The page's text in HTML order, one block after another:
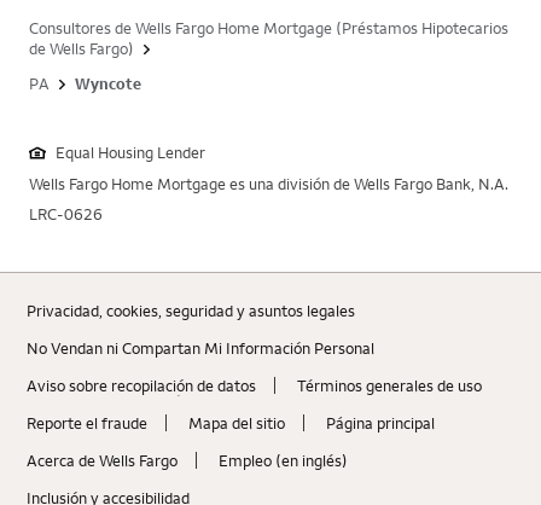
Consultores de Wells Fargo Home Mortgage (Préstamos Hipotecarios
de Wells Fargo)
PA
Wyncote
Equal Housing Lender
Wells Fargo Home Mortgage es una división de Wells Fargo Bank, N.A.
LRC-0626
Privacidad, cookies, seguridad y asuntos legales
No Vendan ni Compartan Mi Información Personal
Aviso sobre recopilaciؚón de datos
Términos generales de uso
Reporte el fraude
Mapa del sitio
Página principal
Acerca de Wells Fargo
Empleo (en inglés)
Inclusión y accesibilidad